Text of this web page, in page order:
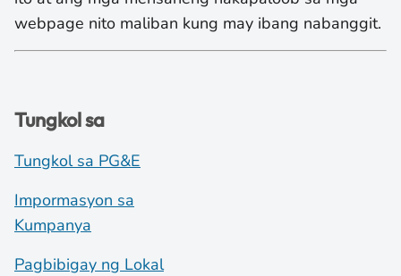
webpage nito maliban kung may ibang nabanggit.
Tungkol sa
Tungkol sa PG&E
Impormasyon sa
Kumpanya
Pagbibigay ng Lokal